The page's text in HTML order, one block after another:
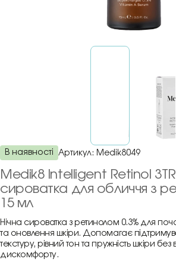
В наявності Артикул: Medik8049
Medik8 Intelligent Retinol
сироватка для обличчя з
15 мл
Нічна сироватка з ретинолом 0.3% для
та оновлення шкіри. Допомагає
текстуру, рівний тон та пружність шкіри
дискомфорту.